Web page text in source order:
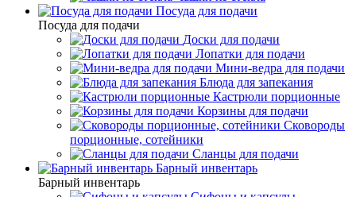
Посуда для подачи
Посуда для подачи
Доски для подачи
Лопатки для подачи
Мини-ведра для подачи
Блюда для запекания
Кастрюли порционные
Корзины для подачи
Сковороды
порционные, сотейники
Сланцы для подачи
Барный инвентарь
Барный инвентарь